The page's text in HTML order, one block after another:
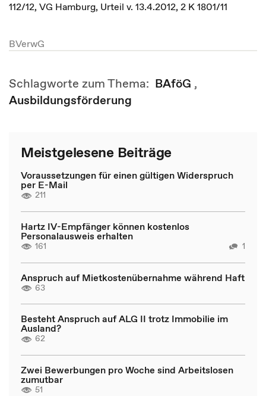
112/12, VG Hamburg, Urteil v. 13.4.2012, 2 K 1801/11
BVerwG
Schlagworte zum Thema: BAföG ,
Ausbildungsförderung
Meistgelesene Beiträge
Voraussetzungen für einen gültigen Widerspruch
per E-Mail
211
Hartz IV-Empfänger können kostenlos
Personalausweis erhalten
161 1
Anspruch auf Mietkostenübernahme während Haft
63
Besteht Anspruch auf ALG II trotz Immobilie im
Ausland?
62
Zwei Bewerbungen pro Woche sind Arbeitslosen
zumutbar
51